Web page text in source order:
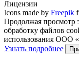
Лицензии
Icons made by Freepik
Продолжая просмотр
обработку файлов
использования
Узнать подробнее